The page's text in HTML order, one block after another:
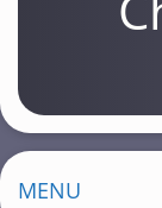
MENU